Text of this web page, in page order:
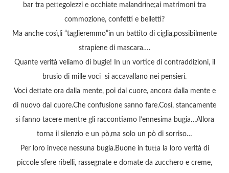
bar tra pettegolezzi e occhiate malandrine;ai matrimoni tra
commozione, confetti e belletti?
Ma anche così,li “taglieremmo”in un battito di ciglia,possibilmente
strapiene di mascara….
Quante verità veliamo di bugie! In un vortice di contraddizioni, il
brusio di mille voci si accavallano nei pensieri.
Voci dettate ora dalla mente, poi dal cuore, ancora dalla mente e
di nuovo dal cuore.Che confusione sanno fare.Così, stancamente
si fanno tacere mentre gli raccontiamo l’ennesima bugia…Allora
torna il silenzio e un pò,ma solo un pò di sorriso…
Per loro invece nessuna bugia.Buone in tutta la loro verità di
piccole sfere ribelli, rassegnate e domate da zucchero e creme,